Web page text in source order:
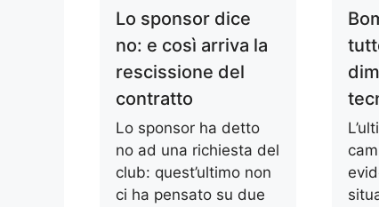
Lo sponsor dice
no: e così arriva la
rescissione del
contratto
Lo sponsor ha detto
no ad una richiesta del
club: quest’ultimo non
ci ha pensato su due